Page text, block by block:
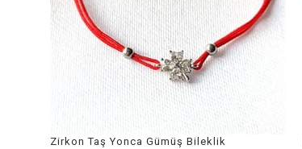
Zirkon Taş Yonca Gümüş Bileklik